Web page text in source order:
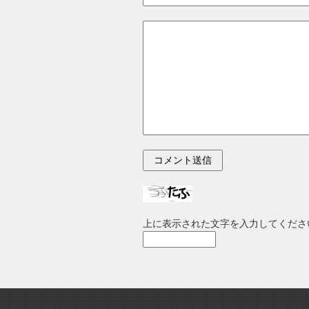
上に表示された文字を入力してくだ